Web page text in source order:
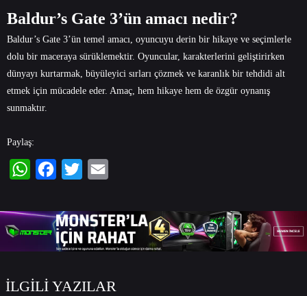
Baldur’s Gate 3’ün amacı nedir?
Baldur’s Gate 3’ün temel amacı, oyuncuyu derin bir hikaye ve seçimlerle
dolu bir maceraya sürüklemektir. Oyuncular, karakterlerini geliştirirken
dünyayı kurtarmak, büyüleyici sırları çözmek ve karanlık bir tehdidi alt
etmek için mücadele eder. Amaç, hem hikaye hem de özgür oynanış
sunmaktır.
Paylaş:
İLGİLİ YAZILAR